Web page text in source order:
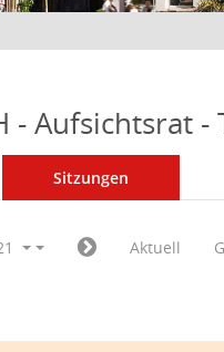
Aufsichtsrat -
Sitzungen
Aktuell